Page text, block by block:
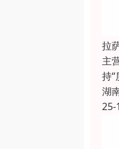
拉
主
持
湖
25-